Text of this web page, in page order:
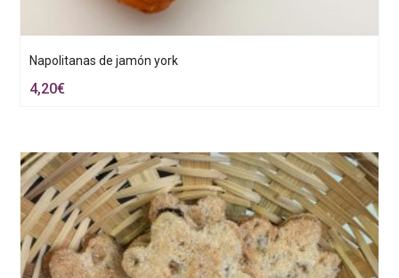
Napolitanas de jamón york
4,20€